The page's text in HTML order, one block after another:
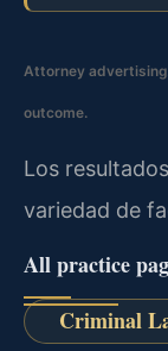
Attorney
outcome.
Los
variedad de
All practice
Criminal